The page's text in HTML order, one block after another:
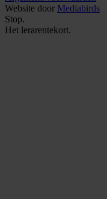
Website door Mediabirds
Stop.
Het lerarentekort.